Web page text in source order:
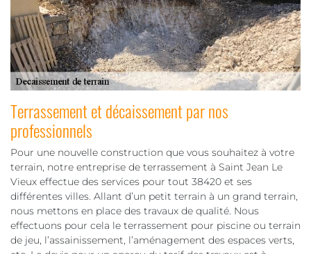
Terrassement et décaissement par nos
professionnels
Pour une nouvelle construction que vous souhaitez à votre
terrain, notre entreprise de terrassement à Saint Jean Le
Vieux effectue des services pour tout 38420 et ses
différentes villes. Allant d’un petit terrain à un grand terrain,
nous mettons en place des travaux de qualité. Nous
effectuons pour cela le terrassement pour piscine ou terrain
de jeu, l’assainissement, l’aménagement des espaces verts,